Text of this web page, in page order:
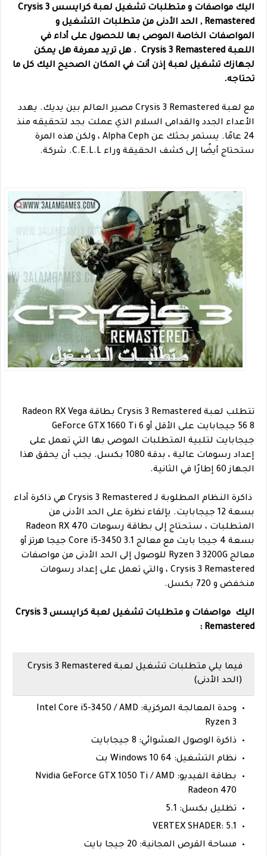
اليك مواصفات و متطلبات تشغيل لعبة كرايسس Crysis 3
Remastered , الحد الأدنى من متطلبات التشغيل و
المواصفات الخاصة الموصى بها للحصول على أداء في
اللعبة Crysis 3 Remastered . هل تريد معرفة هل يمكن
لجهازك تشغيل لعبة إذن أنت في المكان الصحيح اليك كل ما
تحتاجه.
مع لعبة Crysis 3 Remastered مصير العالم بين يديك. يهدد
الأعداء الجدد والقدامى السلام الذي عملت بجد لتحقيقه منذ
24 عامًا. يستمر بحثك عن Alpha Ceph ، ولكن هذه المرة
ستحتاج أيضًا إلى كشف الحقيقة وراء C.E.L.L. شركة.
تتطلب لعبة Crysis 3 Remastered بطاقة Radeon RX Vega
56 8 جيجابايت على الأقل أو GeForce GTX 1660 Ti 6
جيجابايت لتلبية المتطلبات الموصى بها التي تعمل على
إعداد رسومات عالية ، بدقة 1080 بكسل. يجب أن يحقق هذا
الجهاز 60 إطارًا في الثانية.
ذاكرة النظام المطلوبة لـ Crysis 3 Remastered هي ذاكرة أداء
بسعة 12 جيجابايت. بإلقاء نظرة على الحد الأدنى من
المتطلبات ، ستحتاج إلى بطاقة رسومات Radeon RX 470
بسعة 4 جيجا بايت مع معالج Core i5-3450 3.1 جيجا هرتز أو
معالج Ryzen 3 3200G للوصول إلى الحد الأدنى من مواصفات
Crysis 3 Remastered ، والتي تعمل على إعداد رسومات
منخفض و 720 بكسل.
اليك
مواصفات و متطلبات تشغيل لعبة كرايسس Crysis 3
Remastered :
فيما يلي متطلبات تشغيل لعبة Crysis 3 Remastered
(الحد الأدنى)
وحدة المعالجة المركزية: Intel Core i5-3450 / AMD
Ryzen 3
ذاكرة الوصول العشوائي: 8 جيجابايت
نظام التشغيل: Windows 10 64 بت
بطاقة الفيديو: Nvidia GeForce GTX 1050 Ti / AMD
Radeon 470
تظليل بكسل: 5.1
VERTEX SHADER: 5.1
مساحة القرص المجانية: 20 جيجا بايت